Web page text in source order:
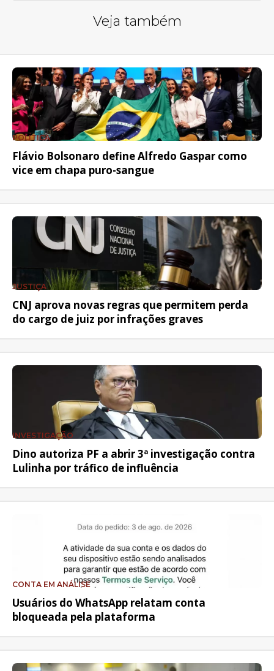
Veja também
POLÍTICA
Flávio Bolsonaro define Alfredo Gaspar como
vice em chapa puro-sangue
JUSTIÇA
CNJ aprova novas regras que permitem perda
do cargo de juiz por infrações graves
INVESTIGAÇÃO
Dino autoriza PF a abrir 3ª investigação contra
Lulinha por tráfico de influência
CONTA EM ANÁLISE
Usuários do WhatsApp relatam conta
bloqueada pela plataforma